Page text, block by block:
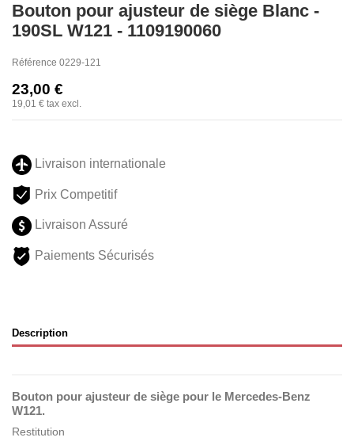
Bouton pour ajusteur de siège Blanc -
190SL W121 - 1109190060
Référence 0229-121
23,00 €
19,01 € tax excl.
Livraison internationale
Prix Competitif
Livraison Assuré
Paiements Sécurisés
Description
Bouton pour ajusteur de siège pour le Mercedes-Benz
W121.
Restitution